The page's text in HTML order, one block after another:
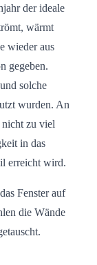
der ideale
wärmt
wieder aus
gegeben.
solche
wurden. An
nicht zu viel
in das
erreicht wird.
Fenster auf
die Wände